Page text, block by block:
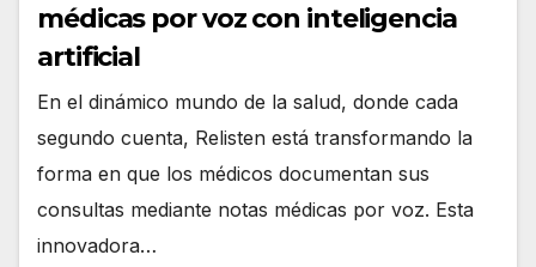
médicas por voz con inteligencia
artificial
En el dinámico mundo de la salud, donde cada
segundo cuenta, Relisten está transformando la
forma en que los médicos documentan sus
consultas mediante notas médicas por voz. Esta
innovadora…